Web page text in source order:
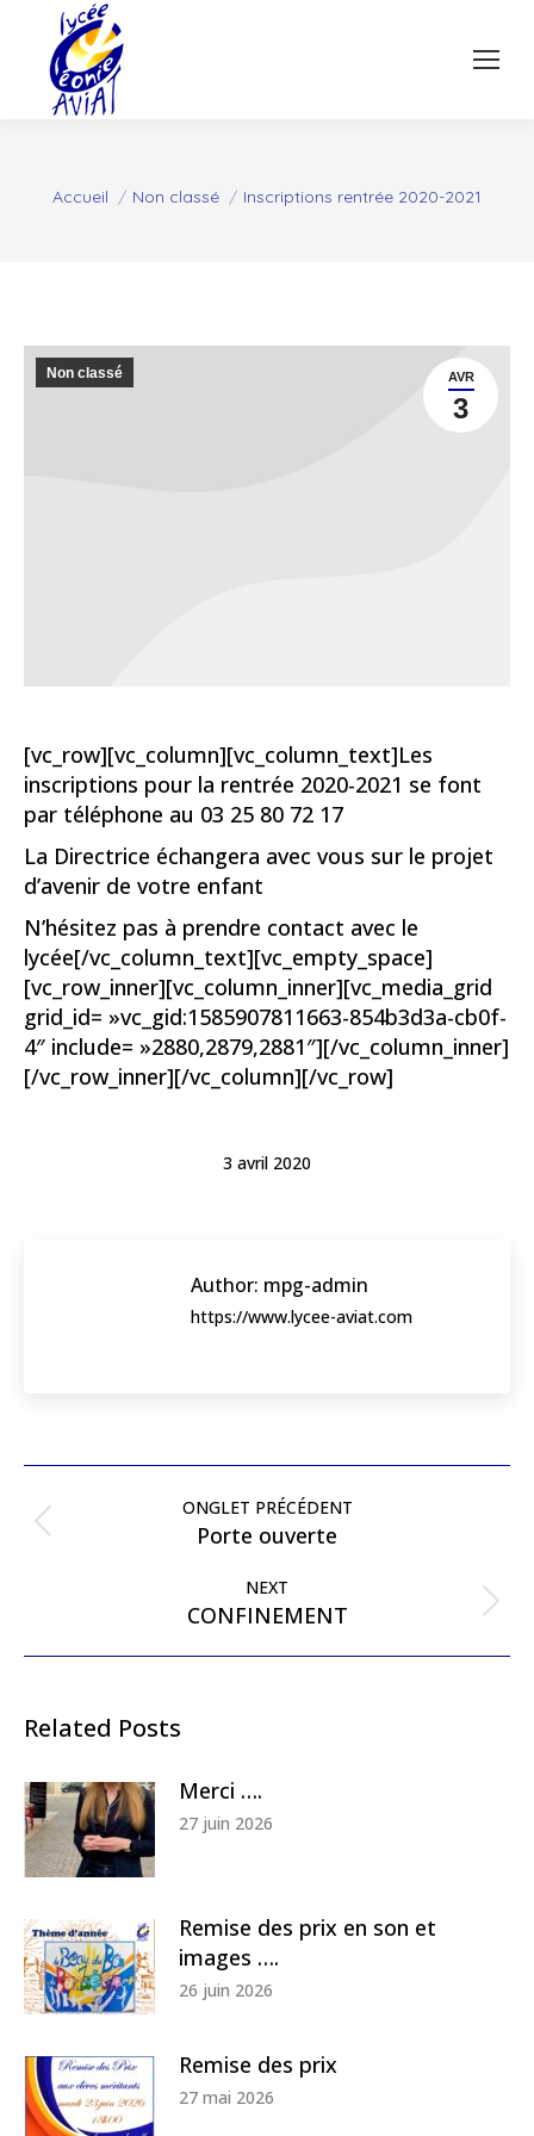
Vous êtes ici :
Accueil Non classé Inscriptions rentrée 2020-2021
AVR
3
Non classé
[vc_row][vc_column][vc_column_text]Les
inscriptions pour la rentrée 2020-2021 se font
par téléphone au 03 25 80 72 17
La Directrice échangera avec vous sur le projet
d’avenir de votre enfant
N’hésitez pas à prendre contact avec le
lycée[/vc_column_text][vc_empty_space]
[vc_row_inner][vc_column_inner][vc_media_grid
grid_id= »vc_gid:1585907811663-854b3d3a-cb0f-
4″ include= »2880,2879,2881″][/vc_column_inner]
[/vc_row_inner][/vc_column][/vc_row]
3 avril 2020
Author: mpg-admin
https://www.lycee-aviat.com
Post
navigation ONGLET PRÉCÉDENT
Previous
Porte ouverte
NEXT
Next
CONFINEMENT
Related Posts
Merci ….
27 juin 2026
Remise des prix en son et
images ….
26 juin 2026
Remise des prix
27 mai 2026